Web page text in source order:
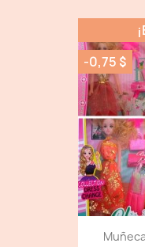
-0,75 $